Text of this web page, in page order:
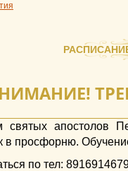
святых апостолов
в просфорню.
по тел: